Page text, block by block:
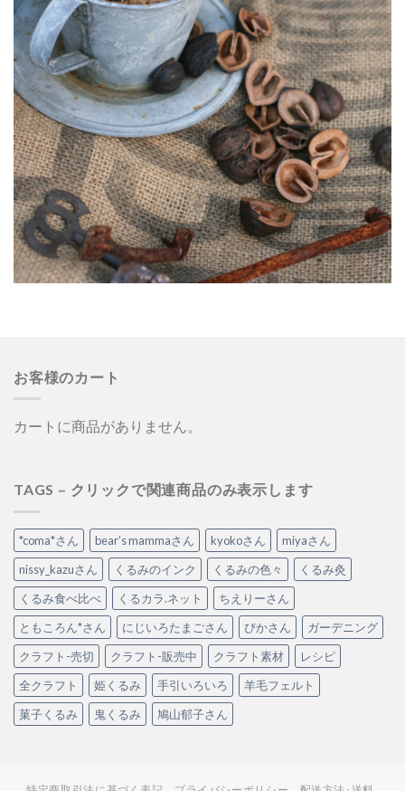
お客様のカート
カートに商品がありません。
TAGS – クリックで関連商品のみ表示します
*coma*さん bear’s mammaさん kyokoさん
miyaさん
nissy_kazuさん
くるみのインク くるみの色々
くるみ灸
くるみ食べ比べ
くるカラ.ネット
ちえりーさん
ともころん*さん
にじいろたまごさん ぴかさん
ガーデニング
クラフト-売切
クラフト-販売中 クラフト素材
レシピ
全クラフト
姫くるみ 手引いろいろ
羊毛フェルト
菓子くるみ
鬼くるみ 鳩山郁子さん